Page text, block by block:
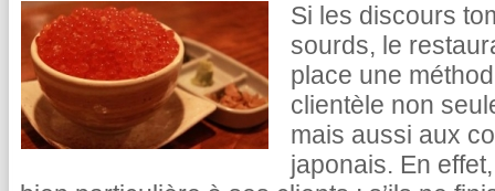
Si les discours
sourds, le
place une
clientèle non
mais aussi aux
japonais. En